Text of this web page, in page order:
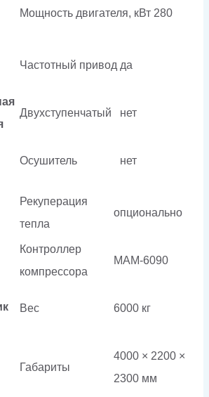
Мощность двигателя, кВт 280
Частотный привод да
Двухступенчатый нет
Осушитель нет
Рекуперация
тепла
опционально
Контроллер
компрессора
МАМ-6090
Вес 6000 кг
Габариты
4000 × 2200 ×
2300 мм